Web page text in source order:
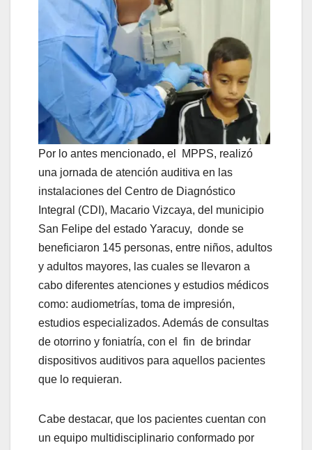
Por lo antes mencionado, el MPPS, realizó
una jornada de atención auditiva en las
instalaciones del Centro de Diagnóstico
Integral (CDI), Macario Vizcaya, del municipio
San Felipe del estado Yaracuy, donde se
beneficiaron 145 personas, entre niños, adultos
y adultos mayores, las cuales se llevaron a
cabo diferentes atenciones y estudios médicos
como: audiometrías, toma de impresión,
estudios especializados. Además de consultas
de otorrino y foniatría, con el fin de brindar
dispositivos auditivos para aquellos pacientes
que lo requieran.
Cabe destacar, que los pacientes cuentan con
un equipo multidisciplinario conformado por